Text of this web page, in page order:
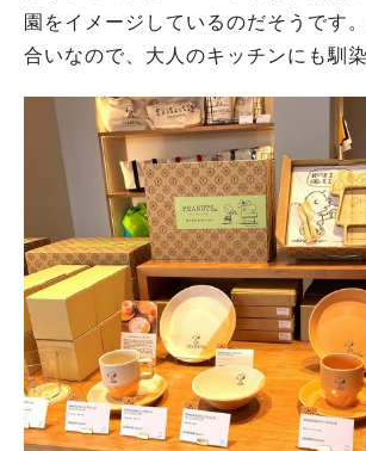
園をイメージしているのだそうです
合いなので、大人のキッチンにも馴